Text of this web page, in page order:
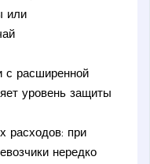
или
с расширенной
уровень защиты
расходов: при
нередко